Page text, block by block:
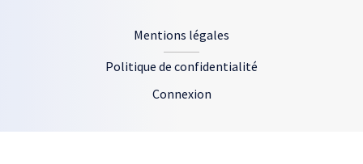
Mentions légales
Politique de confidentialité
Connexion